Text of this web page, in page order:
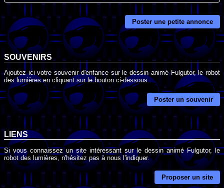
Poster une petite annonce
SOUVENIRS
Ajoutez ici votre souvenir d'enfance sur le dessin animé Fulgutor, le robot
des lumières en cliquant sur le bouton ci-dessous.
Poster un souvenir
LIENS
Si vous connaissez un site intéressant sur le dessin animé Fulgutor, le
robot des lumières, n'hésitez pas à nous l'indiquer.
Proposer un site